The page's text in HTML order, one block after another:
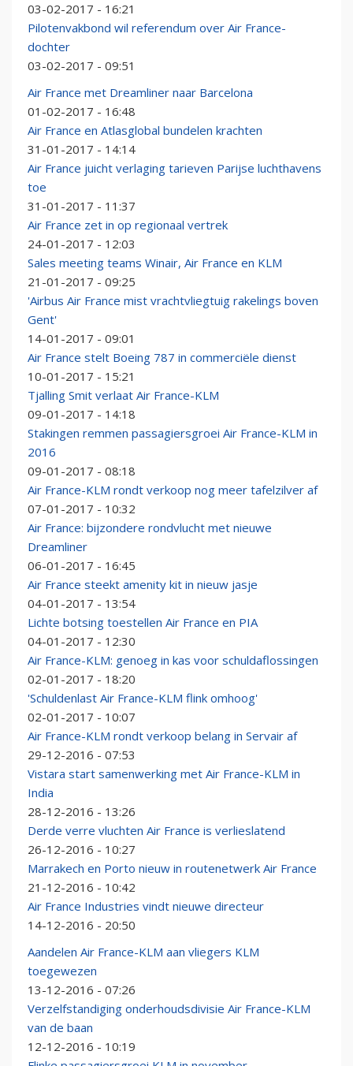
03-02-2017 - 16:21
Pilotenvakbond wil referendum over Air France-
dochter
03-02-2017 - 09:51
Air France met Dreamliner naar Barcelona
01-02-2017 - 16:48
Air France en Atlasglobal bundelen krachten
31-01-2017 - 14:14
Air France juicht verlaging tarieven Parijse luchthavens
toe
31-01-2017 - 11:37
Air France zet in op regionaal vertrek
24-01-2017 - 12:03
Sales meeting teams Winair, Air France en KLM
21-01-2017 - 09:25
'Airbus Air France mist vrachtvliegtuig rakelings boven
Gent'
14-01-2017 - 09:01
Air France stelt Boeing 787 in commerciële dienst
10-01-2017 - 15:21
Tjalling Smit verlaat Air France-KLM
09-01-2017 - 14:18
Stakingen remmen passagiersgroei Air France-KLM in
2016
09-01-2017 - 08:18
Air France-KLM rondt verkoop nog meer tafelzilver af
07-01-2017 - 10:32
Air France: bijzondere rondvlucht met nieuwe
Dreamliner
06-01-2017 - 16:45
Air France steekt amenity kit in nieuw jasje
04-01-2017 - 13:54
Lichte botsing toestellen Air France en PIA
04-01-2017 - 12:30
Air France-KLM: genoeg in kas voor schuldaflossingen
02-01-2017 - 18:20
'Schuldenlast Air France-KLM flink omhoog'
02-01-2017 - 10:07
Air France-KLM rondt verkoop belang in Servair af
29-12-2016 - 07:53
Vistara start samenwerking met Air France-KLM in
India
28-12-2016 - 13:26
Derde verre vluchten Air France is verlieslatend
26-12-2016 - 10:27
Marrakech en Porto nieuw in routenetwerk Air France
21-12-2016 - 10:42
Air France Industries vindt nieuwe directeur
14-12-2016 - 20:50
Aandelen Air France-KLM aan vliegers KLM
toegewezen
13-12-2016 - 07:26
Verzelfstandiging onderhoudsdivisie Air France-KLM
van de baan
12-12-2016 - 10:19